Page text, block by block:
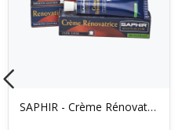
SAPHIR - Crème Rénovatrice Tube 25ml kaki